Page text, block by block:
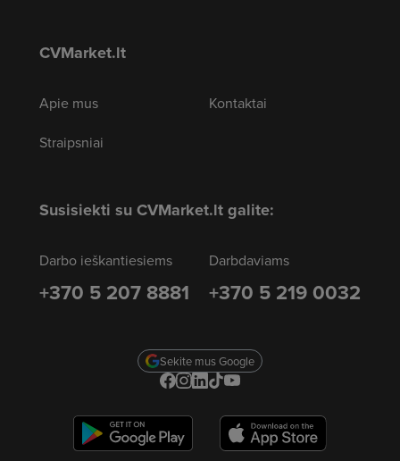
CVMarket.lt
Apie mus
Straipsniai
Kontaktai
Susisiekti su CVMarket.lt galite:
Darbo ieškantiesiems
+370 5 207 8881
Darbdaviams
+370 5 219 0032
Sekite mus Google